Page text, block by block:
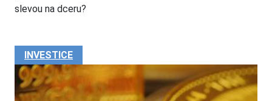
slevou na dceru?
INVESTICE